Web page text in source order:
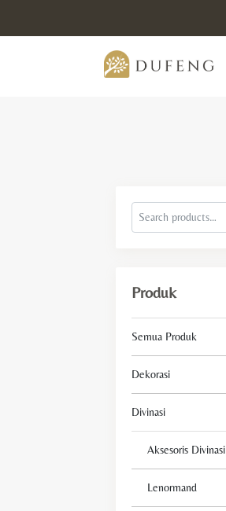
Produk
Semua Produk
Dekorasi
Divinasi
Aksesoris Divinasi
Lenormand